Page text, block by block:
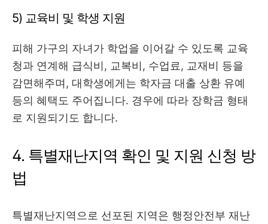
5) 교육비 및 학생 지원
피해 가구의 자녀가 학업을 이어갈 수 있도록 교육
청과 연계해 급식비, 교복비, 수업료, 교재비 등을
감면해주며, 대학생에게는 학자금 대출 상환 유예
등의 혜택도 주어집니다. 경우에 따라 장학금 형태
로 지원되기도 합니다.
4. 특별재난지역 확인 및 지원 신청 방
법
특별재난지역으로 선포된 지역은 행정안전부 재난